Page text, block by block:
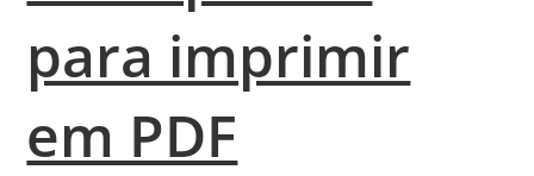
para imprimir
em PDF